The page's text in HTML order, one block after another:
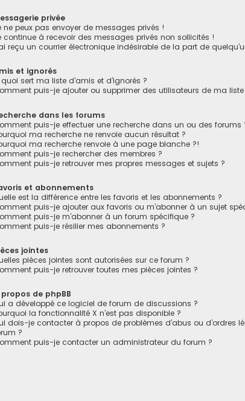
privée
ne peux pas envoyer de messages privés !
continue à recevoir des messages privés non sollicités !
reçu un courrier électronique indésirable de la part de
et ignorés
quoi sert ma liste d’amis et d’ignorés ?
puis-je ajouter ou supprimer des utilisateurs de ma liste
dans les forums
puis-je effectuer une recherche dans un ou des forums
ma recherche ne renvoie aucun résultat ?
ma recherche renvoie à une page blanche ?!
puis-je rechercher des membres ?
puis-je retrouver mes propres messages et sujets ?
et abonnements
est la différence entre les favoris et les abonnements ?
puis-je ajouter aux favoris ou m’abonner à un sujet
puis-je m’abonner à un forum spécifique ?
puis-je résilier mes abonnements ?
jointes
pièces jointes sont autorisées sur ce forum ?
puis-je retrouver toutes mes pièces jointes ?
propos de phpBB
a développé ce logiciel de forum de discussions ?
la fonctionnalité X n’est pas disponible ?
dois-je contacter à propos de problèmes d’abus ou d’ordres
?
puis-je contacter un administrateur du forum ?